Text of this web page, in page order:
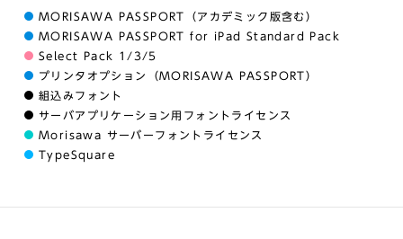
MORISAWA PASSPORT（アカデミック版含む）
MORISAWA PASSPORT for iPad Standard Pack
Select Pack 1/3/5
プリンタオプション（MORISAWA PASSPORT）
組込みフォント
サーバアプリケーション用フォントライセンス
Morisawa サーバーフォントライセンス
TypeSquare